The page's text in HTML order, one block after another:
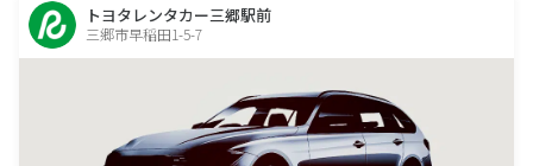
トヨタレンタカー三郷駅前
三郷市早稲田1-5-7